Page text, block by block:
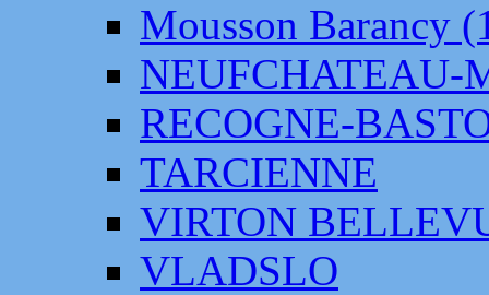
Mousson Barancy
NEUFCHATEAU-
RECOGNE-
TARCIENNE
VIRTON
VLADSLO